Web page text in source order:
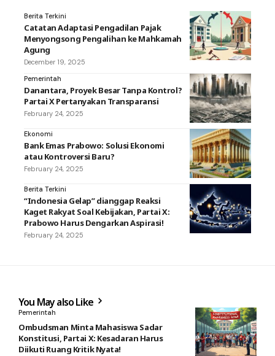
Berita Terkini
Catatan Adaptasi Pengadilan Pajak
Menyongsong Pengalihan ke Mahkamah
Agung
December 19, 2025
Pemerintah
Danantara, Proyek Besar Tanpa Kontrol?
Partai X Pertanyakan Transparansi
February 24, 2025
Ekonomi
Bank Emas Prabowo: Solusi Ekonomi
atau Kontroversi Baru?
February 24, 2025
Berita Terkini
“Indonesia Gelap” dianggap Reaksi
Kaget Rakyat Soal Kebijakan, Partai X:
Prabowo Harus Dengarkan Aspirasi!
February 24, 2025
You May also Like
Pemerintah
Ombudsman Minta Mahasiswa Sadar
Konstitusi, Partai X: Kesadaran Harus
Diikuti Ruang Kritik Nyata!